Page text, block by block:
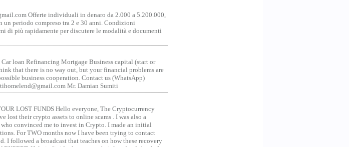
Offerte individuali in denaro da 2.000 a 5.200.000,
un periodo compreso tra 2 e 30 anni. Condizioni
di più rapidamente per discutere le modalità e documenti
loan Refinancing Mortgage Business capital (start or
that there is no way out, but your financial problems are
business cooperation. Contact us (WhatsApp)
Mr. Damian Sumiti
LOST FUNDS Hello everyone, The Cryptocurrency
their crypto assets to online scams . I was also a
convinced me to invest in Crypto. I made an initial
For TWO months now I have been trying to contact
I followed a broadcast that teaches on how these recovery